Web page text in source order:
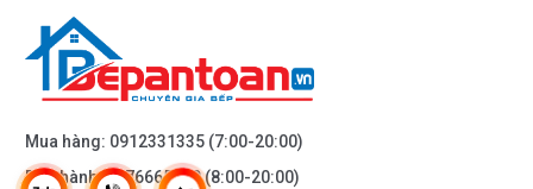
Mua hàng: 0912331335 (7:00-20:00)
Bảo hành:0976665669(8:00-20:00)